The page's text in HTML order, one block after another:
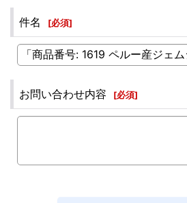
件名 [必須]
お問い合わせ内容 [必須]